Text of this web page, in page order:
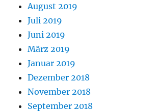
August 2019
Juli 2019
Juni 2019
März 2019
Januar 2019
Dezember 2018
November 2018
September 2018